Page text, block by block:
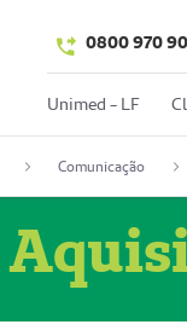
0800 970
Unimed - LF
Comunicação